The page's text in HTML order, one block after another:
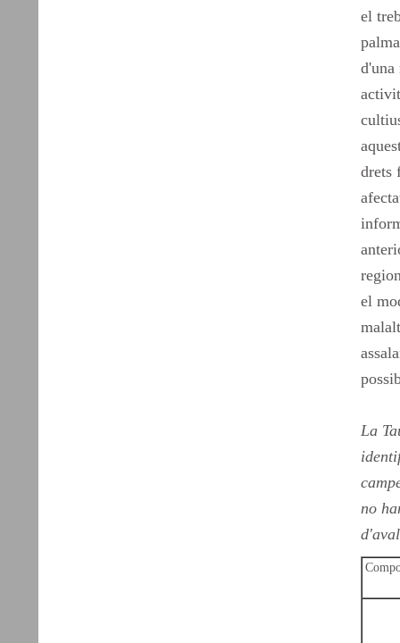
el
drets
el
La
no